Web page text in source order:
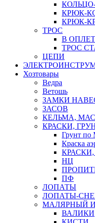
КРЮК-
КРЮК-
ТРОС
В
ТРОС
ЦЕПИ
Хозтовары
Ведра
Ветошь
ЗАМКИ
ЗАСОВ
КЕЛЬМА,
КРАСКИ,
Грунт
Краска
НЦ
ПФ
ЛОПАТЫ
ЛОПАТЫ-
МАЛЯРНЫЙ
ВАЛИКИ